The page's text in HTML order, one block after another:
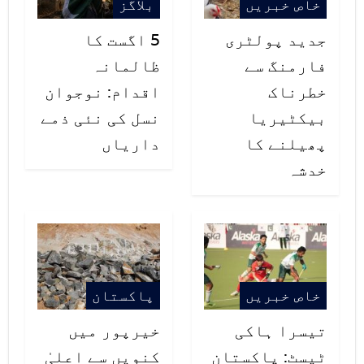
خاص خبریں
جدید پولٹری
فارمنگ سے
خطرناک
بیکٹیریا
پھیلنے کا
خدشہ
بلاگز
5 اگست کا
ظالمانہ
اقدام: نوجوان
نسل کی نئی ذمے
داریاں
خاص خبریں
تیسرا ہاکی
ٹیسٹ: پاکستان
پاکستان
خیرپور میں
کنویں سے اعلیٰ